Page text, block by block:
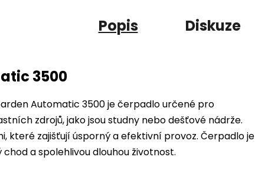
Popis Diskuze
3500
Automatic 3500 je čerpadlo určené pro
zdrojů, jako jsou studny nebo dešťové nádrže.
které zajišťují úsporný a efektivní provoz. Čerpadlo je
a spolehlivou dlouhou životnost.